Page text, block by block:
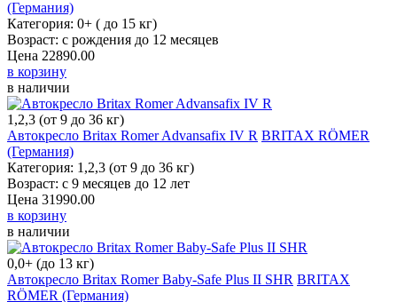
Категория: 0+ ( до 15 кг)
Возраст: с рождения до 12 месяцев
Цена 22890.00
в корзину
в наличии
1,2,3 (от 9 до 36 кг)
Автокресло Britax Romer Advansafix IV R BRITAX RÖMER (Германия)
Категория: 1,2,3 (от 9 до 36 кг)
Возраст: с 9 месяцев до 12 лет
Цена 31990.00
в корзину
в наличии
0,0+ (до 13 кг)
Автокресло Britax Romer Baby-Safe Plus II SHR BRITAX RÖMER (Германия)